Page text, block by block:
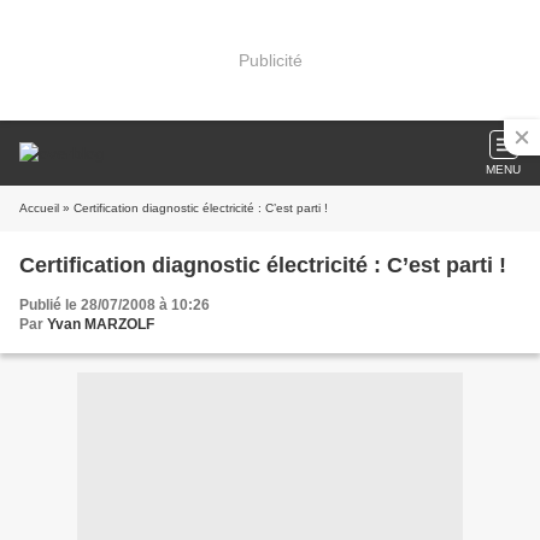
Publicité
MENU
Accueil » Certification diagnostic électricité : C’est parti !
Certification diagnostic électricité : C’est parti !
Publié le 28/07/2008 à 10:26
Par Yvan MARZOLF